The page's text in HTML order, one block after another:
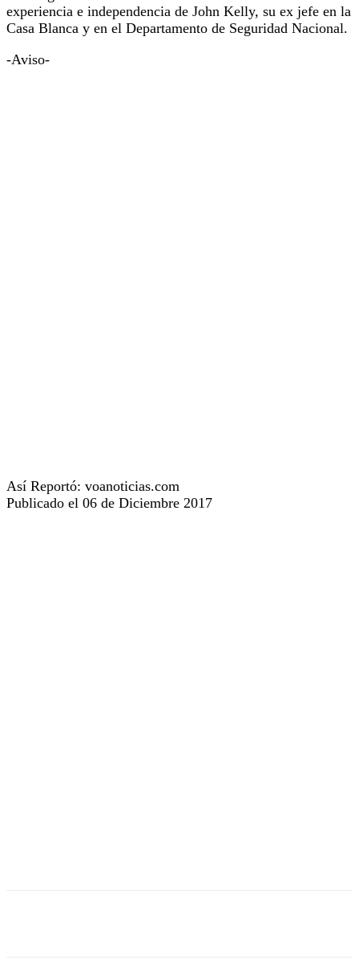
experiencia e independencia de John Kelly, su ex jefe en la
Casa Blanca y en el Departamento de Seguridad Nacional.
-Aviso-
Así Reportó: voanoticias.com
Publicado el 06 de Diciembre 2017